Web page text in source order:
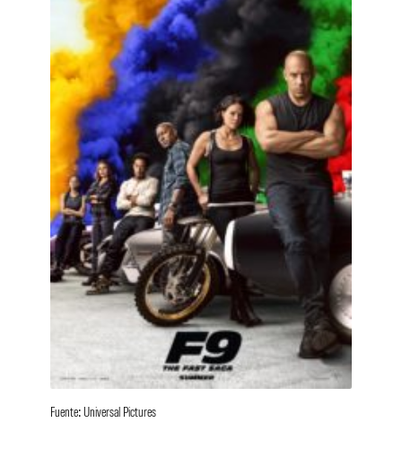
Fuente: Universal Pictures